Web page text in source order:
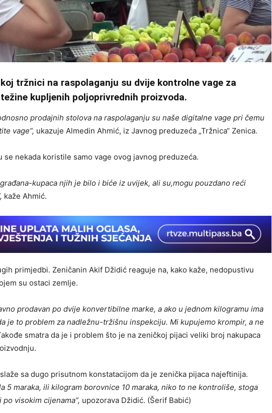
tržnici na raspolaganju su dvije kontrolne vage za
kupljenih poljoprivrednih proizvoda.
prodajnih stolova na raspolaganju su naše digitalne vage pri čemu
vage”, ukazuje Almedin Ahmić, iz Javnog preduzeća „Tržnica“ Zenica.
se nekada koristile samo vage ovog javnog preduzeća.
kupaca njih je bilo i biće iz uvijek, ali su,mogu pouzdano reći
kaže Ahmić.
primjedbi. Zeničanin Akif Džidić reaguje na, kako kaže, nedopustivu
su ostaci zemlje.
prodavan po dvije konvertibilne marke, a ako u jednom kilogramu ima
je to problem za nadležnu-tržišnu inspekciju. Mi kupujemo krompir, a ne
smatra da je i problem što je na zeničkoj pijaci veliki broj nakupaca
sa dugo prisutnom konstatacijom da je zenička pijaca najeftinija.
5 maraka, ili kilogram borovnice 10 maraka, niko to ne kontroliše, stoga
visokim cijenama”, upozorava Džidić. (Šerif Babić)